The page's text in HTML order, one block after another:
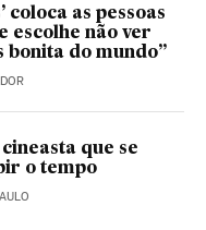
coloca as pessoas
escolhe não ver
bonita do mundo”
que se
o tempo